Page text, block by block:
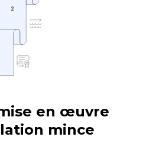
en œuvre
mince